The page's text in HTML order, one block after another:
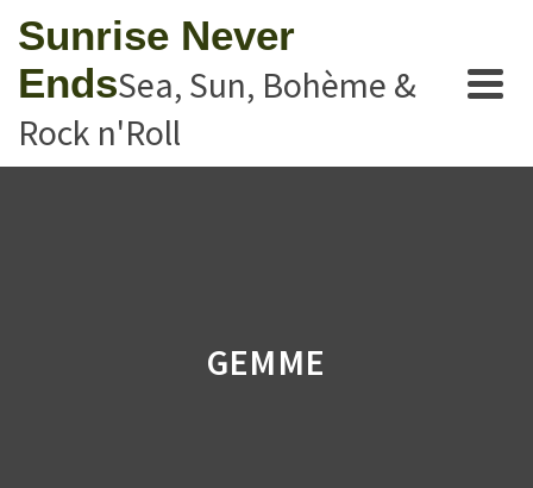
Sunrise Never
EndsSea, Sun, Bohème &
Rock n'Roll
GEMME